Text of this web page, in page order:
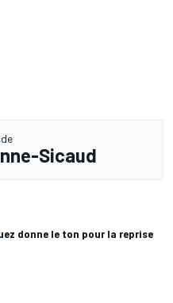
Sicaud
donne le ton pour la reprise